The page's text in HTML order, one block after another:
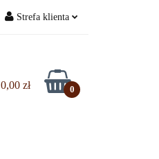
Strefa klienta
Zarejestruj się
Dodaj zgłoszenie
0,00 zł 0